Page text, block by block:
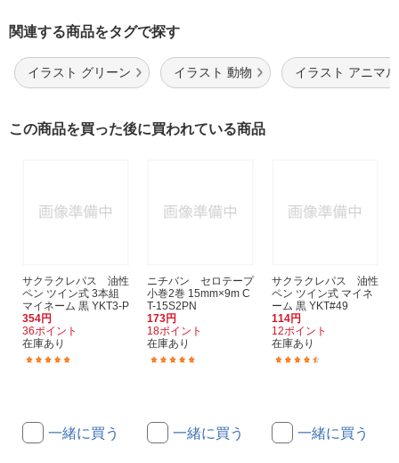
関連する商品をタグで探す
イラスト グリーン イラスト 動物 イラスト アニマル
この商品を買った後に買われている商品
サクラクレパス 油性
ペン ツイン式 3本組
マイネーム 黒 YKT3-P
354円
36ポイント
在庫あり
一緒に買う
ニチバン セロテープ
小巻2巻 15mm×9m C
T-15S2PN
173円
18ポイント
在庫あり
一緒に買う
サクラクレパス 油性
ペン ツイン式 マイネ
ーム 黒 YKT#49
114円
12ポイント
在庫あり
一緒に買う